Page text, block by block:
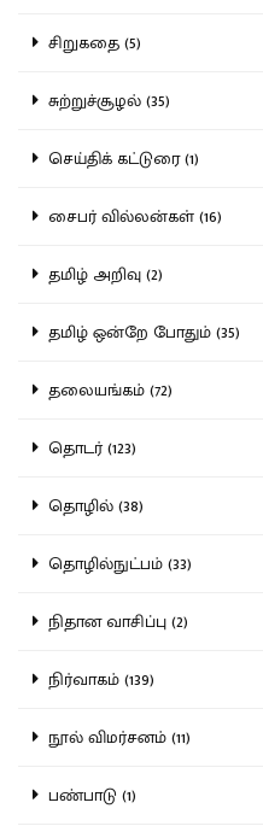
சிறுகதை (5)
சுற்றுச்சூழல் (35)
செய்திக் கட்டுரை (1)
சைபர் வில்லன்கள் (16)
தமிழ் அறிவு (2)
தமிழ் ஒன்றே போதும் (35)
தலையங்கம் (72)
தொடர் (123)
தொழில் (38)
தொழில்நுட்பம் (33)
நிதான வாசிப்பு (2)
நிர்வாகம் (139)
நூல் விமர்சனம் (11)
பண்பாடு (1)